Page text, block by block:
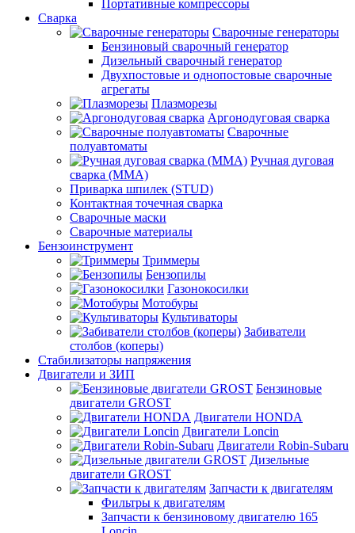
Портативные компрессоры
Сварка
Сварочные генераторы
Бензиновый сварочный генератор
Дизельный сварочный генератор
Двухпостовые и однопостовые сварочные
агрегаты
Плазморезы
Аргонодуговая сварка
Сварочные
полуавтоматы
Ручная дуговая
сварка (ММА)
Приварка шпилек (STUD)
Контактная точечная сварка
Сварочные маски
Сварочные материалы
Бензоинструмент
Триммеры
Бензопилы
Газонокосилки
Мотобуры
Культиваторы
Забиватели
столбов (коперы)
Стабилизаторы напряжения
Двигатели и ЗИП
Бензиновые
двигатели GROST
Двигатели HONDA
Двигатели Loncin
Двигатели Robin-Subaru
Дизельные
двигатели GROST
Запчасти к двигателям
Фильтры к двигателям
Запчасти к бензиновому двигателю 165